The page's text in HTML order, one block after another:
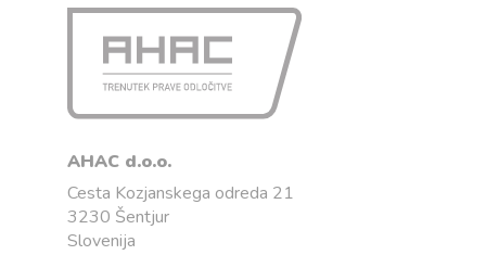
AHAC d.o.o.
Cesta Kozjanskega odreda 21
3230 Šentjur
Slovenija